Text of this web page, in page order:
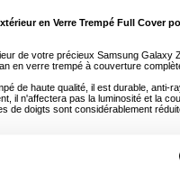
en Verre Trempé Full Cover
de votre précieux Samsung Galaxy
en verre trempé à couverture
de haute qualité, il est durable, anti-
il n'affectera pas la luminosité et la
de doigts sont considérablement
verre trempé à couverture complète
de haute qualité, durable,